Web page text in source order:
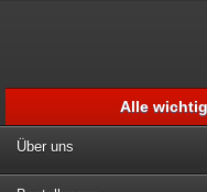
Alle
Über uns